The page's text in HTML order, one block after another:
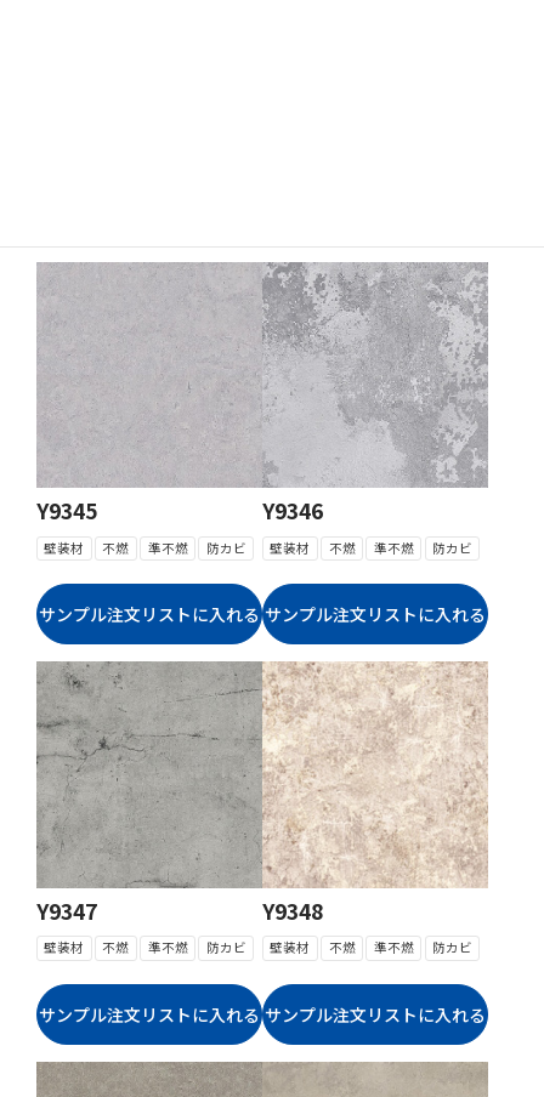
Y9345
壁装材 不燃 準不燃 防カビ
Y9346
壁装材 不燃 準不燃 防カビ
Y9347
壁装材 不燃 準不燃 防カビ
Y9348
壁装材 不燃 準不燃 防カビ